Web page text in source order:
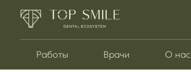
Работы Врачи О нас